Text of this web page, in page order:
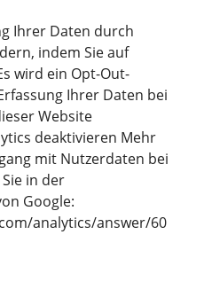
Ihrer Daten durch
indem Sie auf
wird ein Opt-Out-
Ihrer Daten bei
Website
deaktivieren Mehr
mit Nutzerdaten bei
in der
Google:
analytics/answer/60